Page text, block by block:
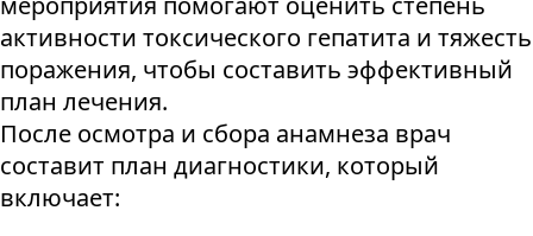
активности токсического гепатита и тяжесть
поражения, чтобы составить эффективный
план лечения.
После осмотра и сбора анамнеза врач
составит план диагностики, который
включает: